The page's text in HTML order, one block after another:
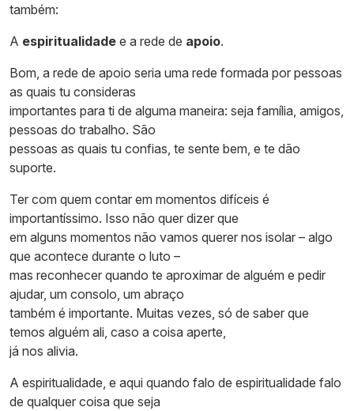
também:
A espiritualidade e a rede de apoio.
Bom, a rede de apoio seria uma rede formada por pessoas
as quais tu consideras
importantes para ti de alguma maneira: seja família, amigos,
pessoas do trabalho. São
pessoas as quais tu confias, te sente bem, e te dão
suporte.
Ter com quem contar em momentos difíceis é
importantíssimo. Isso não quer dizer que
em alguns momentos não vamos querer nos isolar – algo
que acontece durante o luto –
mas reconhecer quando te aproximar de alguém e pedir
ajudar, um consolo, um abraço
também é importante. Muitas vezes, só de saber que
temos alguém ali, caso a coisa aperte,
já nos alivia.
A espiritualidade, e aqui quando falo de espiritualidade falo
de qualquer coisa que seja